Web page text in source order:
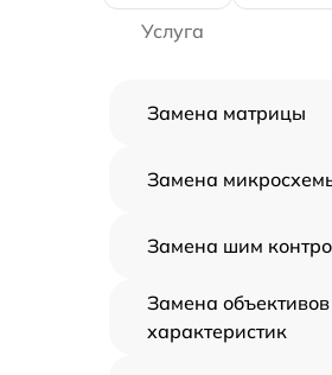
Услуга
Замена матрицы
Замена
Замена шим
Замена
характеристик